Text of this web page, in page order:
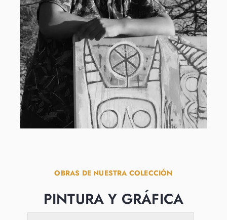
OBRAS DE NUESTRA COLECCIÓN
PINTURA Y GRÁFICA